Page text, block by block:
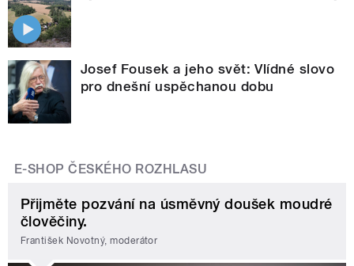
Josef Fousek a jeho svět: Vlídné slovo
pro dnešní uspěchanou dobu
E-SHOP ČESKÉHO ROZHLASU
Přijměte pozvání na úsměvný doušek moudré
člověčiny.
František Novotný, moderátor